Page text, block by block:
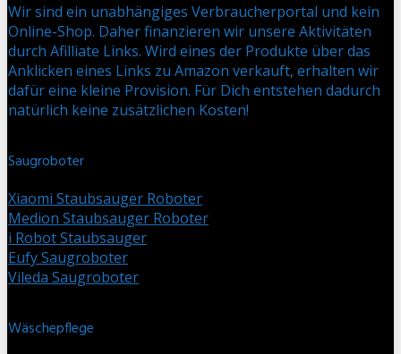
Wir sind ein unabhängiges Verbraucherportal und kein
Online-Shop. Daher finanzieren wir unsere Aktivitäten
durch Afilliate Links. Wird eines der Produkte über das
Anklicken eines Links zu Amazon verkauft, erhalten wir
dafür eine kleine Provision. Für Dich entstehen dadurch
natürlich keine zusätzlichen Kosten!
Saugroboter
Xiaomi Staubsauger Roboter
Medion Staubsauger Roboter
i Robot Staubsauger
Eufy Saugroboter
Vileda Saugroboter
Wäschepflege